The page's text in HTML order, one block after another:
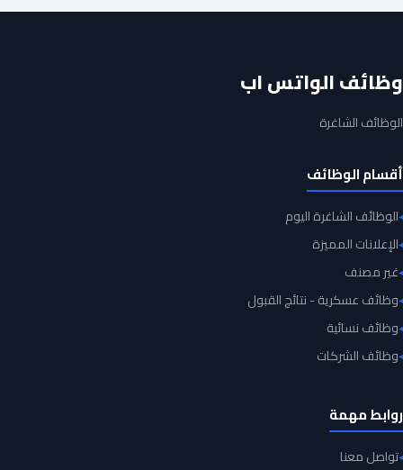
وظائف الواتس اب
الوظائف الشاغرة
أقسام الوظائف
الوظائف الشاغرة اليوم
الإعلانات المميزة
غير مصنف
وظائف عسكرية - نتائج القبول
وظائف نسائية
وظائف الشركات
روابط مهمة
تواصل معنا